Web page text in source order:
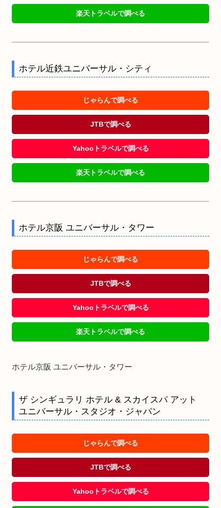
楽天トラベルで調べる
ホテル近鉄ユニバーサル・シティ
じゃらんで調べる
JTBで調べる
Yahooトラベルで調べる
楽天トラベルで調べる
ホテル京阪 ユニバーサル・タワー
じゃらんで調べる
JTBで調べる
Yahooトラベルで調べる
楽天トラベルで調べる
ホテル京阪 ユニバーサル・タワー
ザ シンギュラリ ホテル & スカイスパ アット
ユニバーサル・スタジオ・ジャパン
じゃらんで調べる
JTBで調べる
Yahooトラベルで調べる